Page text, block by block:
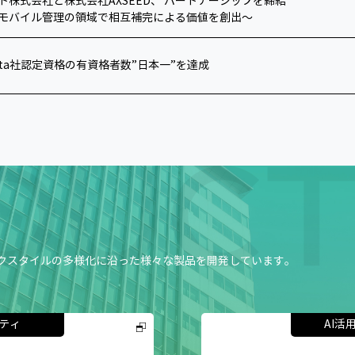
バイル管理の領域で相互補完による価値を創出～
社認定資格の有資格者数”日本一”を達成
タイルの多様化に沿った様々な製品を開発しています。
ィ AI活